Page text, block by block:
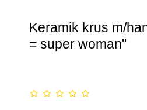
Keramik krus m/
= super woman"